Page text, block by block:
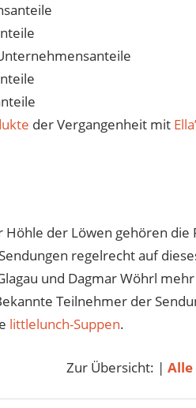
der Vergangenheit mit
der Löwen gehören die
regelrecht auf
und Dagmar Wöhrl
Teilnehmer der
littlelunch-Suppen.
Zur Übersicht: |Alle